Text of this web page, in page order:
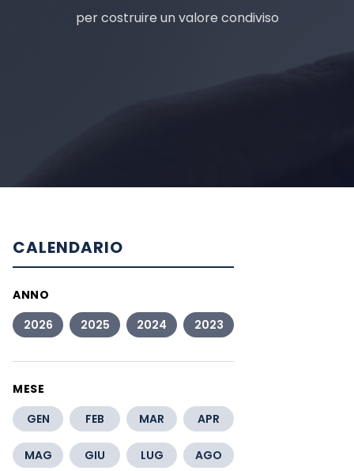
per costruire un valore condiviso
CALENDARIO
ANNO
2026
2025 2024 2023
MESE
GEN
FEB MAR APR
MAG GIU LUG AGO